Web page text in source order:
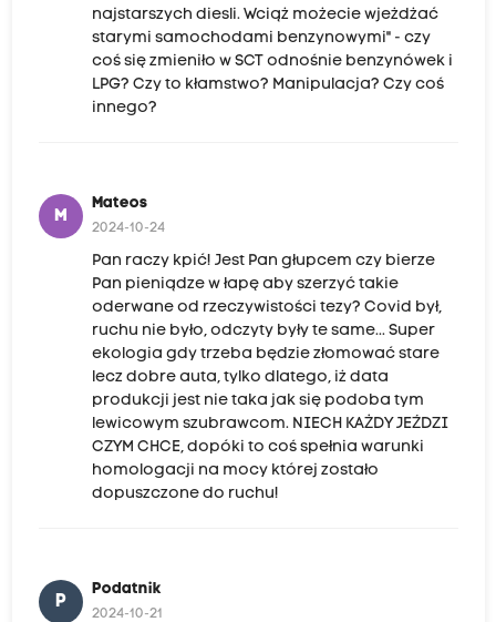
najstarszych diesli. Wciąż możecie wjeżdżać
starymi samochodami benzynowymi" - czy
coś się zmieniło w SCT odnośnie benzynówek i
LPG? Czy to kłamstwo? Manipulacja? Czy coś
innego?
M
Mateos
2024-10-24
Pan raczy kpić! Jest Pan głupcem czy bierze
Pan pieniądze w łapę aby szerzyć takie
oderwane od rzeczywistości tezy? Covid był,
ruchu nie było, odczyty były te same... Super
ekologia gdy trzeba będzie złomować stare
lecz dobre auta, tylko dlatego, iż data
produkcji jest nie taka jak się podoba tym
lewicowym szubrawcom. NIECH KAŻDY JEŹDZI
CZYM CHCE, dopóki to coś spełnia warunki
homologacji na mocy której zostało
dopuszczone do ruchu!
P
Podatnik
2024-10-21